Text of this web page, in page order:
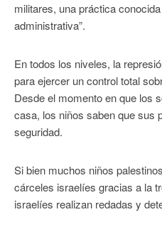
militares, una práctica
administrativa”.
En todos los niveles, la
para ejercer un control total
Desde el momento en que los
casa, los niños saben que sus
seguridad.
Si bien muchos niños
cárceles israelíes gracias a la
israelíes realizan redadas y